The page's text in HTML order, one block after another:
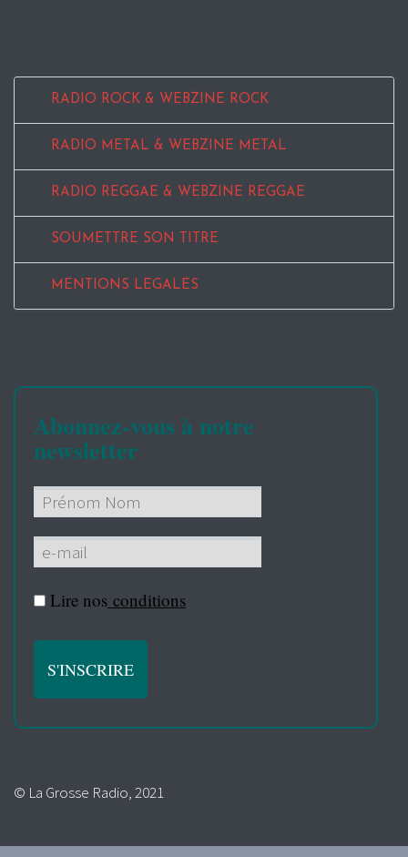
RADIO ROCK & WEBZINE ROCK
RADIO METAL & WEBZINE METAL
RADIO REGGAE & WEBZINE REGGAE
SOUMETTRE SON TITRE
MENTIONS LEGALES
Abonnez-vous à notre
newsletter
Lire nos conditions
© La Grosse Radio, 2021